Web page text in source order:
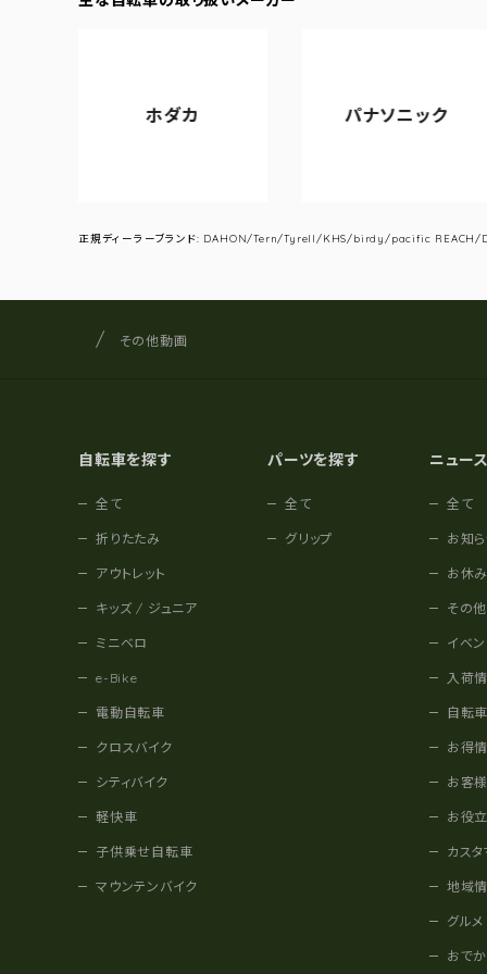
ホダカ パナソニック
正規ディーラーブランド: DAHON/Tern/Tyrell/KHS/birdy/pacific
サイト内の現在地
サイクルショップナカゴヤ
その他動画
自転車を探す
全て
折りたたみ
アウトレット
キッズ / ジュニア
ミニベロ
e-Bike
電動自転車
クロスバイク
シティバイク
軽快車
子供乗せ自転車
マウンテンバイク
パーツを探す
全て
グリップ
ニュー
全て
お知
お休
その
イベン
入荷
自転
お得
お客様
お役
カス
地域
グルメ
おで